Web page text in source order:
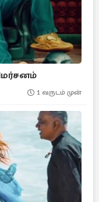
1 வருடம் முன்